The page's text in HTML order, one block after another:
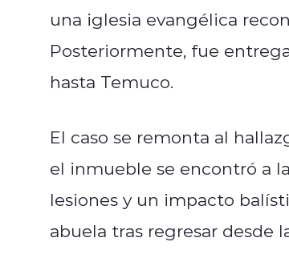
una iglesia evangélica
Posteriormente, fue
hasta Temuco.
El caso se remonta al
el inmueble se encontró a
lesiones y un impacto
abuela tras regresar desde